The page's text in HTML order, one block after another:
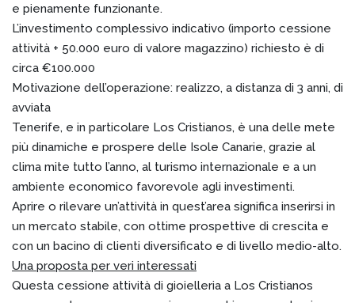
e pienamente funzionante.
L’investimento complessivo indicativo (importo cessione
attività + 50.000 euro di valore magazzino) richiesto è di
circa €100.000
Motivazione dell’operazione: realizzo, a distanza di 3 anni, di
avviata
Tenerife, e in particolare Los Cristianos, è una delle mete
più dinamiche e prospere delle Isole Canarie, grazie al
clima mite tutto l’anno, al turismo internazionale e a un
ambiente economico favorevole agli investimenti.
Aprire o rilevare un’attività in quest’area significa inserirsi in
un mercato stabile, con ottime prospettive di crescita e
con un bacino di clienti diversificato e di livello medio-alto.
Una proposta per veri interessati
Questa cessione attività di gioielleria a Los Cristianos